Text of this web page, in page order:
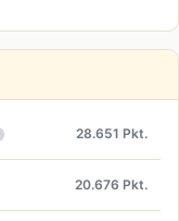
28.651 Pkt.
20.676 Pkt.